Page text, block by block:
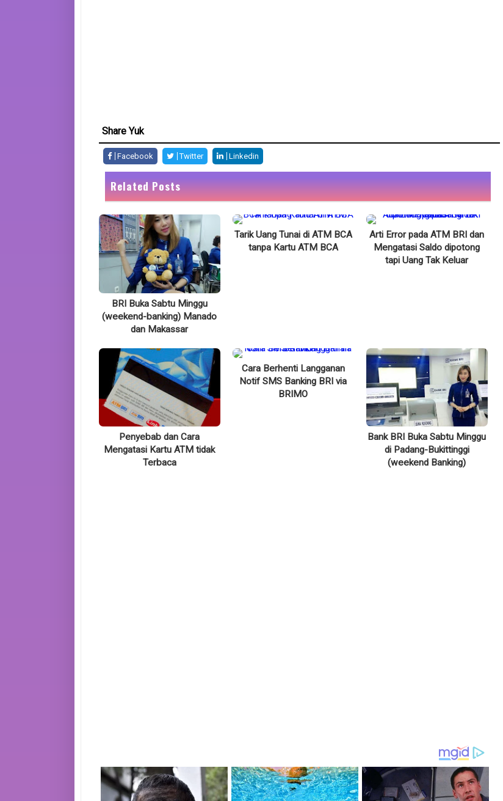
Share Yuk
Facebook Twitter Linkedin
Related Posts
BRI Buka Sabtu Minggu
(weekend-banking) Manado
dan Makassar
Tarik Uang Tunai di ATM BCA
tanpa Kartu ATM BCA
Arti Error pada ATM BRI dan
Mengatasi Saldo dipotong
tapi Uang Tak Keluar
Penyebab dan Cara
Mengatasi Kartu ATM tidak
Terbaca
Cara Berhenti Langganan
Notif SMS Banking BRI via
BRIMO
Bank BRI Buka Sabtu Minggu
di Padang-Bukittinggi
(weekend Banking)